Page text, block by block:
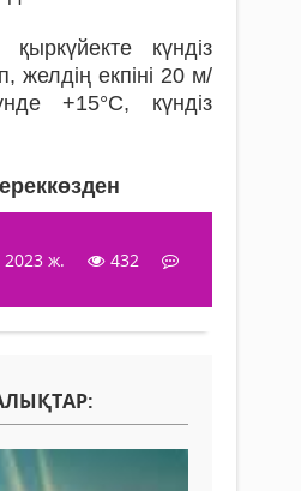
күндіз
желдің екпіні 20 м/
+15°С, күндіз
ж.
432